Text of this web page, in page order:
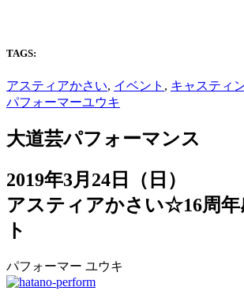
TAGS:
アスティアかさい, イベント , キャスティ
パフォーマーユウキ
大道芸パフォーマンス
2019年3月24日（日）
アスティアかさい☆16周年
ト
パフォーマー ユウキ